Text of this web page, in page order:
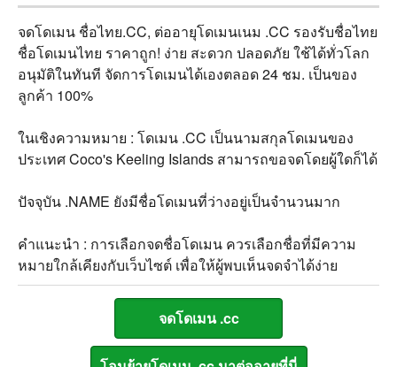
จดโดเมน ชื่อไทย.CC, ต่ออายุโดเมนเนม .CC รองรับชื่อไทย
ชื่อโดเมนไทย ราคาถูก! ง่าย สะดวก ปลอดภัย ใช้ได้ทั่วโลก
อนุมัติในทันที จัดการโดเมนได้เองตลอด 24 ชม. เป็นของ
ลูกค้า 100%
ในเชิงความหมาย : โดเมน .CC เป็นนามสกุลโดเมนของ
ประเทศ Coco's Keeling Islands สามารถขอจดโดยผู้ใดก็ได้
ปัจจุบัน .NAME ยังมีชื่อโดเมนที่ว่างอยู่เป็นจำนวนมาก
คำแนะนำ : การเลือกจดชื่อโดเมน ควรเลือกชื่อที่มีความ
หมายใกล้เคียงกับเว็บไซต์ เพื่อให้ผู้พบเห็นจดจำได้ง่าย